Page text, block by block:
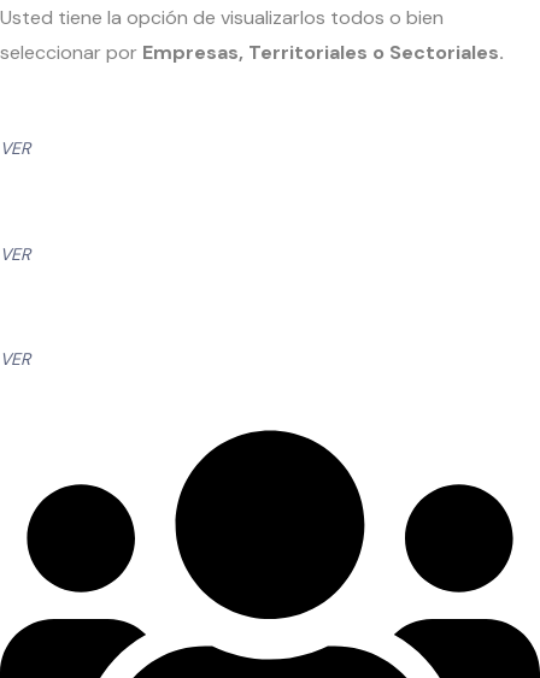
Usted tiene la opción de visualizarlos todos o bien
seleccionar por Empresas, Territoriales o Sectoriales.
VER
VER
VER